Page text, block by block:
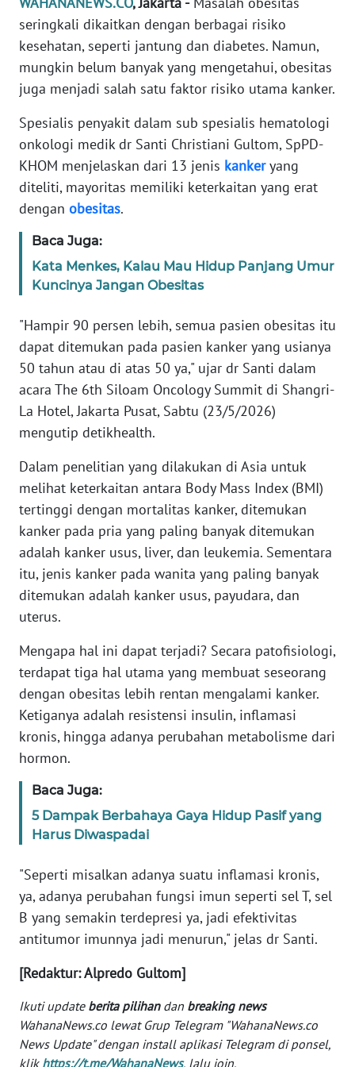
seringkali dikaitkan dengan berbagai risiko
kesehatan, seperti jantung dan diabetes. Namun,
mungkin belum banyak yang mengetahui, obesitas
juga menjadi salah satu faktor risiko utama kanker.
Spesialis penyakit dalam sub spesialis hematologi
onkologi medik dr Santi Christiani Gultom, SpPD-
KHOM menjelaskan dari 13 jenis kankeryang
diteliti, mayoritas memiliki keterkaitan yang erat
dengan obesitas.
Baca Juga:
Kata Menkes, Kalau Mau Hidup Panjang Umur
Kuncinya Jangan Obesitas
"Hampir 90 persen lebih, semua pasien obesitas itu
dapat ditemukan pada pasien kanker yang usianya
50 tahun atau di atas 50 ya," ujar dr Santi dalam
acara The 6th Siloam Oncology Summit di Shangri-
La Hotel, Jakarta Pusat, Sabtu (23/5/2026)
mengutip detikhealth.
Dalam penelitian yang dilakukan di Asia untuk
melihat keterkaitan antara Body Mass Index (BMI)
tertinggi dengan mortalitas kanker, ditemukan
kanker pada pria yang paling banyak ditemukan
adalah kanker usus, liver, dan leukemia. Sementara
itu, jenis kanker pada wanita yang paling banyak
ditemukan adalah kanker usus, payudara, dan
uterus.
Mengapa hal ini dapat terjadi? Secara patofisiologi,
terdapat tiga hal utama yang membuat seseorang
dengan obesitas lebih rentan mengalami kanker.
Ketiganya adalah resistensi insulin, inflamasi
kronis, hingga adanya perubahan metabolisme dari
hormon.
Baca Juga:
5 Dampak Berbahaya Gaya Hidup Pasif yang
Harus Diwaspadai
"Seperti misalkan adanya suatu inflamasi kronis,
ya, adanya perubahan fungsi imun seperti sel T, sel
B yang semakin terdepresi ya, jadi efektivitas
antitumor imunnya jadi menurun," jelas dr Santi.
[Redaktur: Alpredo Gultom]
Ikuti update berita pilihandan breaking news
WahanaNews.co lewat Grup Telegram "WahanaNews.co
News Update" dengan install aplikasi Telegram di ponsel,
klik https://t.me/WahanaNews, lalu join.
Informasi
INDEKS
KONTAK
KAMI
INFO
IKLAN
TENTANG
KAMI
PEDOMAN
MEDIA
REDAKSI
KARIR
DISCLAIMER
Wahana
News
Regional
WN
JAKARTA
WN
JABAR
WN
BANTEN
WN
NTT
WN
WN
PAPUA
PAPUA
WN
RIAU